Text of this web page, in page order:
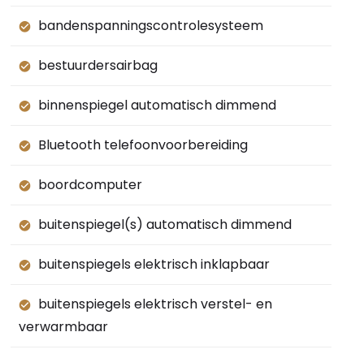
bandenspanningscontrolesysteem
bestuurdersairbag
binnenspiegel automatisch dimmend
Bluetooth telefoonvoorbereiding
boordcomputer
buitenspiegel(s) automatisch dimmend
buitenspiegels elektrisch inklapbaar
buitenspiegels elektrisch verstel- en
verwarmbaar